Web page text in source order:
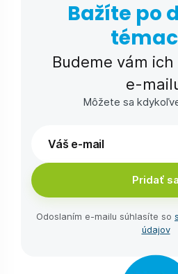
Bažíte po
Budeme vám
e-⁠
Môžete sa
Pridať sa
Odoslaním e-⁠mailu súhlasíte so
údajov